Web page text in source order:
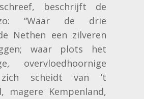
beschrijft de
“Waar de drie
Nethen een zilveren
waar plots het
overvloedhoornige
scheidt van ’t
magere Kempenland,